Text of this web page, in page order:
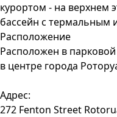
курортом - на верхнем
бассейн с термальным
Расположение
Расположен в
в центре города
Адрес:
272 Fenton Street